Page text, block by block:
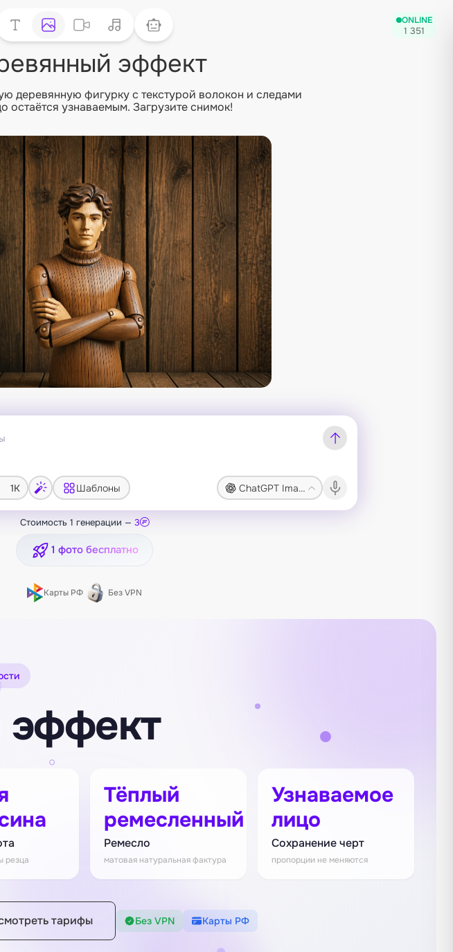
ONLINE
1 351
эффект
деревянную фигурку с текстурой волокон и следами
остаётся узнаваемым. Загрузите снимок!
ChatGPT Image 2
1K Шаблоны
Стоимость 1 генерации — 3
1 фото бесплатно
Карты РФ Без VPN
резца
Тёплый
ремесленный
Ремесло
матовая натуральная фактура
Узнаваемое
лицо
Сохранение черт
пропорции не меняются
тарифы Без VPN Карты РФ